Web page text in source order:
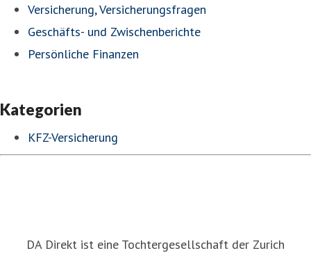
Versicherung, Versicherungsfragen
Geschäfts- und Zwischenberichte
Persönliche Finanzen
Kategorien
KFZ-Versicherung
DA Direkt ist eine Tochtergesellschaft der Zurich